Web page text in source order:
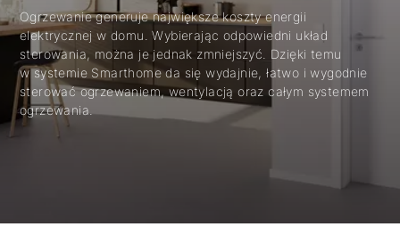
Ogrzewanie generuje największe koszty energii
elektrycznej w domu. Wybierając odpowiedni układ
sterowania, można je jednak zmniejszyć. Dzięki temu
w systemie Smarthome da się wydajnie, łatwo i wygodnie
sterować ogrzewaniem, wentylacją oraz całym systemem
ogrzewania.